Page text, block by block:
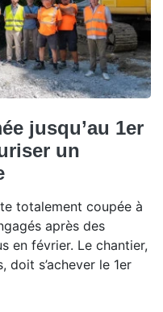
jusqu’au 1er
un
totalement coupée à
après des
en février. Le chantier,
doit s’achever le 1er